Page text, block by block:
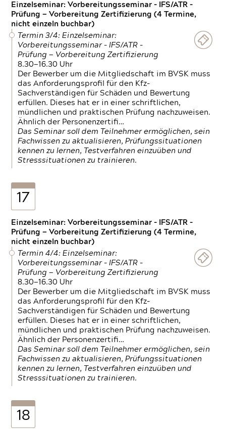
Einzelseminar: Vorbereitungsseminar - IFS/ATR -
Prüfung — Vorbereitung Zertifizierung (4 Termine,
nicht einzeln buchbar)
Termin 3/4: Einzelseminar:
Vorbereitungsseminar - IFS/ATR -
Prüfung — Vorbereitung Zertifizierung
8.30—16.30 Uhr
Der Bewerber um die Mitgliedschaft im BVSK muss
das Anforderungsprofil für den Kfz-
Sachverständigen für Schäden und Bewertung
erfüllen. Dieses hat er in einer schriftlichen,
mündlichen und praktischen Prüfung nachzuweisen.
Ähnlich der Personenzertifi…
Das Seminar soll dem Teilnehmer ermöglichen, sein
Fachwissen zu aktualisieren, Prüfungssituationen
kennen zu lernen, Testverfahren einzuüben und
Stresssituationen zu trainieren.
17
Einzelseminar: Vorbereitungsseminar - IFS/ATR -
Prüfung — Vorbereitung Zertifizierung (4 Termine,
nicht einzeln buchbar)
Termin 4/4: Einzelseminar:
Vorbereitungsseminar - IFS/ATR -
Prüfung — Vorbereitung Zertifizierung
8.30—16.30 Uhr
Der Bewerber um die Mitgliedschaft im BVSK muss
das Anforderungsprofil für den Kfz-
Sachverständigen für Schäden und Bewertung
erfüllen. Dieses hat er in einer schriftlichen,
mündlichen und praktischen Prüfung nachzuweisen.
Ähnlich der Personenzertifi…
Das Seminar soll dem Teilnehmer ermöglichen, sein
Fachwissen zu aktualisieren, Prüfungssituationen
kennen zu lernen, Testverfahren einzuüben und
Stresssituationen zu trainieren.
18